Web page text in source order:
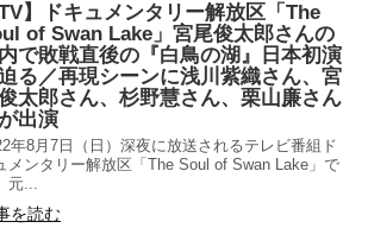
TV】ドキュメンタリー解放区「The
of Swan Lake」宮尾俊太郎さんの
で敗戦直後の『白鳥の湖』日本初演
る／再現シーンに浅川紫織さん、宮
太郎さん、杉野慧さん、栗山廉さん
出演
年8月7日（日）深夜に放送されるテレビ番組ド
メンタリー解放区「The Soul of Swan Lake」で
元...
を読む